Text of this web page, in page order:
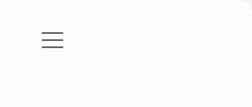
Gizlilik Politikası
menüyü